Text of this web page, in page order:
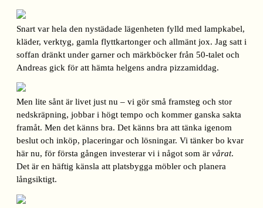
Snart var hela den nystädade lägenheten fylld med lampkabel,
kläder, verktyg, gamla flyttkartonger och allmänt jox. Jag satt i
soffan dränkt under garner och märkböcker från 50-talet och
Andreas gick för att hämta helgens andra pizzamiddag.
Men lite sånt är livet just nu – vi gör små framsteg och stor
nedskräpning, jobbar i högt tempo och kommer ganska sakta
framåt. Men det känns bra. Det känns bra att tänka igenom
beslut och inköp, placeringar och lösningar. Vi tänker bo kvar
här nu, för första gången investerar vi i något som är vårat.
Det är en häftig känsla att platsbygga möbler och planera
långsiktigt.